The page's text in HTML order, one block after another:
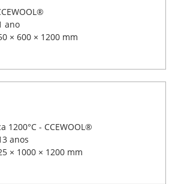
ano
× 600 × 1200 mm
1200°C - CCEWOOL®
anos
× 1000 × 1200 mm